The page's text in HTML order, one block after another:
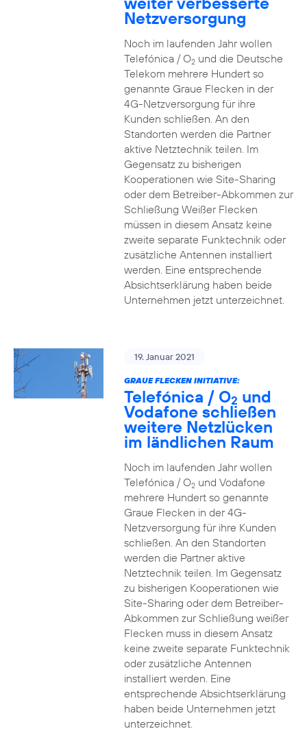
Netzversorgung
Noch im laufenden Jahr wollen
Telefónica / O2und die Deutsche
Telekom mehrere Hundert so
genannte Graue Flecken in der
4G-Netzversorgung für ihre
Kunden schließen. An den
Standorten werden die Partner
aktive Netztechnik teilen. Im
Gegensatz zu bisherigen
Kooperationen wie Site-Sharing
oder dem Betreiber-Abkommen zur
Schließung Weißer Flecken
müssen in diesem Ansatz keine
zweite separate Funktechnik oder
zusätzliche Antennen installiert
werden. Eine entsprechende
Absichtserklärung haben beide
Unternehmen jetzt unterzeichnet.
19. Januar 2021
GRAUE FLECKEN INITIATIVE:
Telefónica / O2 und
Vodafone schließen
weitere Netzlücken
im ländlichen Raum
Noch im laufenden Jahr wollen
Telefónica / O2und Vodafone
mehrere Hundert so genannte
Graue Flecken in der 4G-
Netzversorgung für ihre Kunden
schließen. An den Standorten
werden die Partner aktive
Netztechnik teilen. Im Gegensatz
zu bisherigen Kooperationen wie
Site-Sharing oder dem Betreiber-
Abkommen zur Schließung weißer
Flecken muss in diesem Ansatz
keine zweite separate Funktechnik
oder zusätzliche Antennen
installiert werden. Eine
entsprechende Absichtserklärung
haben beide Unternehmen jetzt
unterzeichnet.